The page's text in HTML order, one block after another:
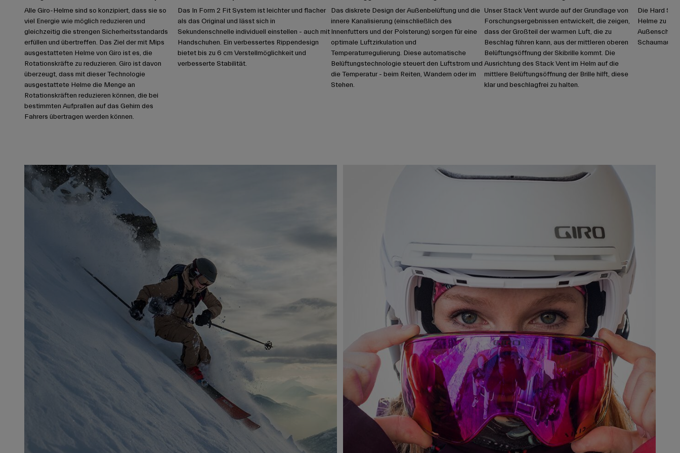
Alle Giro-Helme sind so konzipiert, dass sie so
viel Energie wie möglich reduzieren und
gleichzeitig die strengen Sicherheitsstandards
erfüllen und übertreffen. Das Ziel der mit Mips
ausgestatteten Helme von Giro ist es, die
Rotationskräfte zu reduzieren. Giro ist davon
überzeugt, dass mit dieser Technologie
ausgestattete Helme die Menge an
Rotationskräften reduzieren können, die bei
bestimmten Aufprallen auf das Gehirn des
Fahrers übertragen werden können.
Das In Form 2 Fit System ist leichter und flacher
als das Original und lässt sich in
Sekundenschnelle individuell einstellen - auch mit
Handschuhen. Ein verbessertes Rippendesign
bietet bis zu 6 cm Verstellmöglichkeit und
verbesserte Stabilität.
Das diskrete Design der Außenbelüftung und die
innere Kanalisierung (einschließlich des
Innenfutters und der Polsterung) sorgen für eine
optimale Luftzirkulation und
Temperaturregulierung. Diese automatische
Belüftungstechnologie steuert den Luftstrom und
die Temperatur - beim Reiten, Wandern oder im
Stehen.
Unser Stack Vent wurde auf der Grundlage von
Forschungsergebnissen entwickelt, die zeigen,
dass der Großteil der warmen Luft, die zu
Beschlag führen kann, aus der mittleren oberen
Belüftungsöffnung der Skibrille kommt. Die
Ausrichtung des Stack Vent im Helm auf die
mittlere Belüftungsöffnung der Brille hilft, diese
klar und beschlagfrei zu halten.
Die Hard
Helme zu
Außenschale